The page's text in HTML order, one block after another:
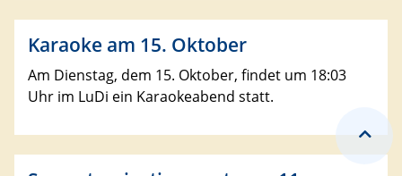
Karaoke am 15. Oktober
Am Dienstag, dem 15. Oktober, findet um 18:03
Uhr im LuDi ein Karaokeabend statt.